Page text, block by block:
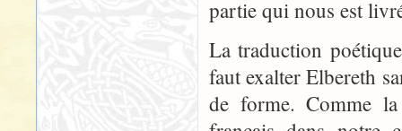
partie qui nous est
La traduction
faut exalter Elbereth
de forme. Comme